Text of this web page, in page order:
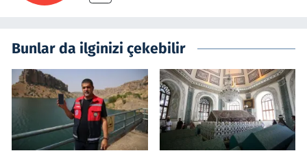
Bunlar da ilginizi çekebilir